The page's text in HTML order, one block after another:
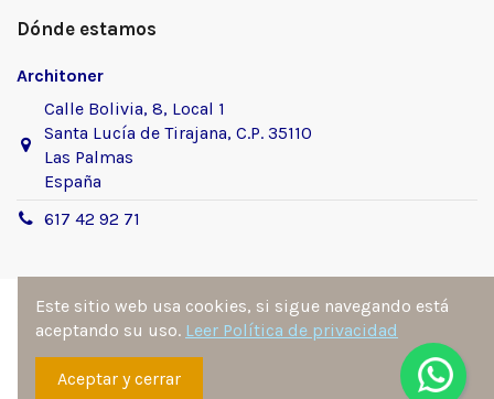
Dónde estamos
Architoner
Calle Bolivia, 8, Local 1
Santa Lucía de Tirajana, C.P. 35110
Las Palmas
España
617 42 92 71
Sitio desarrollado y diseñado por
Ángel Manuel
Fernández González . Todos los derechos reservados por
Este sitio web usa cookies, si sigue navegando está
aceptando su uso. Leer Política de privacidad
Aceptar y cerrar